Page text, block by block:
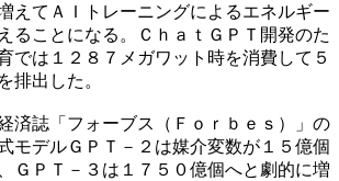
えてＡＩトレーニングによるエネルギー
ることになる。ＣｈａｔＧＰＴ開発のた
では１２８７メガワット時を消費して５
排出した。
済誌「フォーブス（Ｆｏｒｂｅｓ）」の
モデルＧＰＴ－２は媒介変数が１５億個
ＧＰＴ－３は１７５０億個へと劇的に増